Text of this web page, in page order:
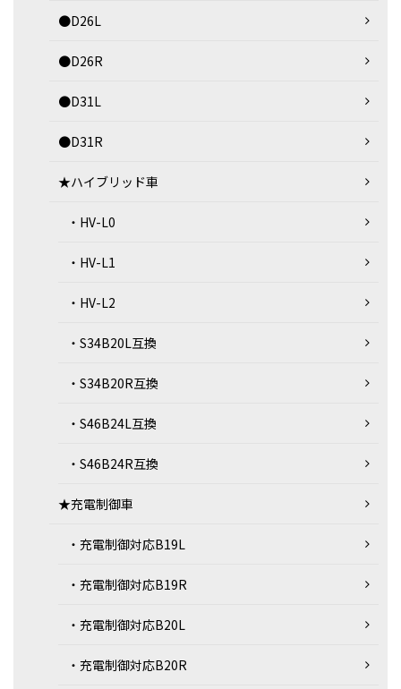
●D26L
●D26R
●D31L
●D31R
★ハイブリッド車
・HV-L0
・HV-L1
・HV-L2
・S34B20L互換
・S34B20R互換
・S46B24L互換
・S46B24R互換
★充電制御車
・充電制御対応B19L
・充電制御対応B19R
・充電制御対応B20L
・充電制御対応B20R